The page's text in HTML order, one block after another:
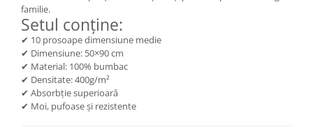
familie.
Setul conține:
✔ 10 prosoape dimensiune medie
✔ Dimensiune: 50×90 cm
✔ Material: 100% bumbac
✔ Densitate: 400g/m²
✔ Absorbție superioară
✔ Moi, pufoase și rezistente